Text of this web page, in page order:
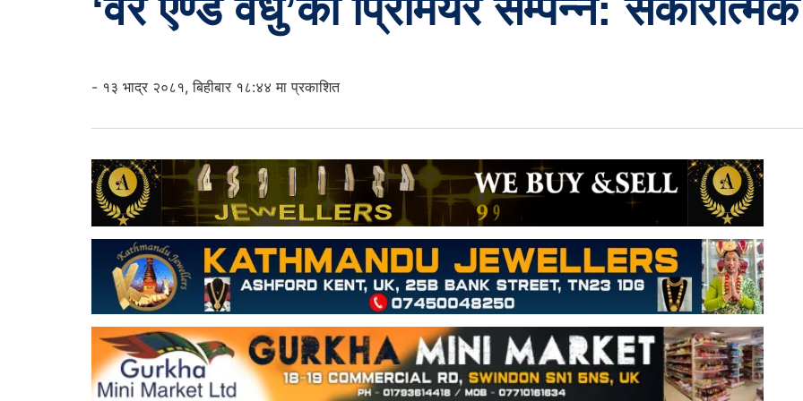
- १३ भाद्र २०८१, बिहीबार १८:४४ मा प्रकाशित